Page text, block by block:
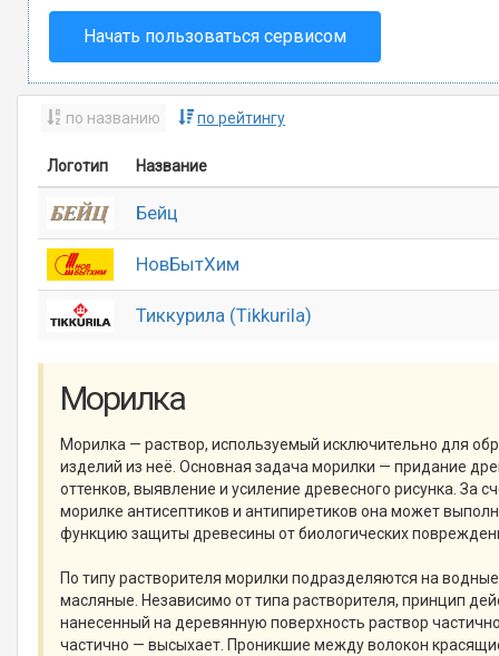
Начать пользоваться сервисом
по названию по рейтингу
Логотип Название
Бейц
НовБытХим
Тиккурила (Tikkurila)
Морилка
Морилка — раствор, используемый исключительно для
изделий из неё. Основная задача морилки — придание
оттенков, выявление и усиление древесного рисунка. За
морилке антисептиков и антипиретиков она может
функцию защиты древесины от биологических
По типу растворителя морилки подразделяются на
масляные. Независимо от типа растворителя, принцип
нанесенный на деревянную поверхность раствор
частично — высыхает. Проникшие между волокон